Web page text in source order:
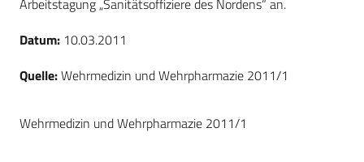
Arbeitstagung „Sanitätsoffiziere des Nordens“ an.
Datum: 10.03.2011
Quelle:Wehrmedizin und Wehrpharmazie 2011/1
Wehrmedizin und Wehrpharmazie 2011/1